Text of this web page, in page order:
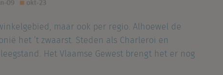
maar ook per regio. Alhoewel de
het ’t zwaarst. Steden als Charleroi en
Het Vlaamse Gewest brengt het er nog